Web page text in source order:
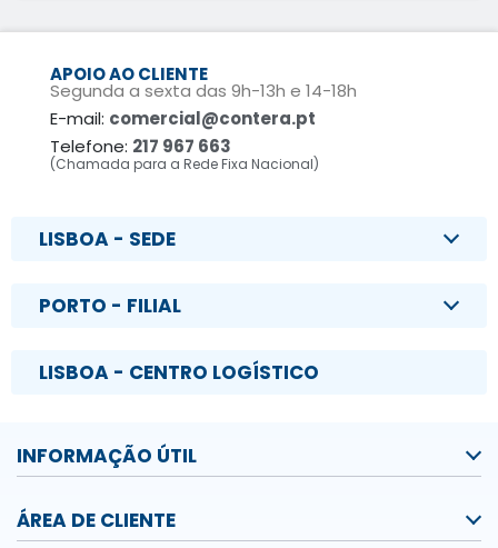
APOIO AO CLIENTE
Segunda a sexta das 9h-13h e 14-18h
E-mail: comercial@contera.pt
Telefone: 217 967 663
(Chamada para a Rede Fixa Nacional)
LISBOA - SEDE
PORTO - FILIAL
LISBOA - CENTRO LOGÍSTICO
INFORMAÇÃO ÚTIL
ÁREA DE CLIENTE